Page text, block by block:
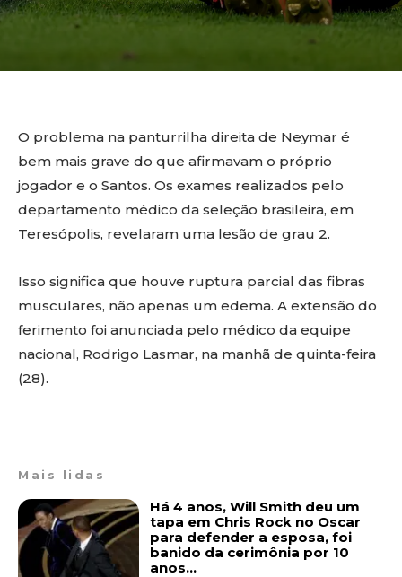
O problema na panturrilha direita de Neymar é
bem mais grave do que afirmavam o próprio
jogador e o Santos. Os exames realizados pelo
departamento médico da seleção brasileira, em
Teresópolis, revelaram uma lesão de grau 2.
Isso significa que houve ruptura parcial das fibras
musculares, não apenas um edema. A extensão do
ferimento foi anunciada pelo médico da equipe
nacional, Rodrigo Lasmar, na manhã de quinta-feira
(28).
Mais lidas
Há 4 anos, Will Smith deu um
tapa em Chris Rock no Oscar
para defender a esposa, foi
banido da cerimônia por 10
anos...